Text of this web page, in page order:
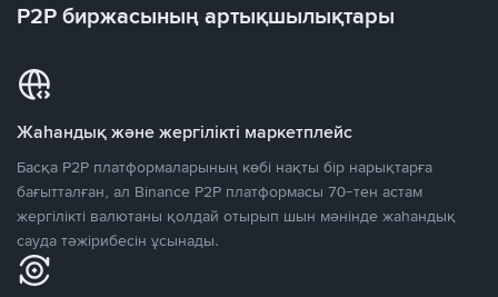
P2P биржасының артықшылықтары
Жаһандық және жергілікті маркетплейс
Басқа P2P платформаларының көбі нақты бір нарықтарға
бағытталған, ал Binance P2P платформасы 70-тен астам
жергілікті валютаны қолдай отырып шын мәнінде жаһандық
сауда тәжірибесін ұсынады.